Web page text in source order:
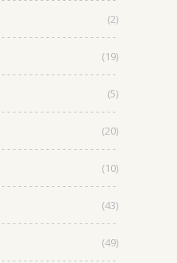
(2)
(19)
(5)
(20)
(10)
(43)
(49)